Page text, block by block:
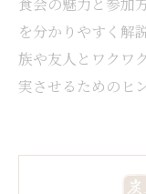
を分かりやすく解
族や友人とワクワ
実させるためのヒ